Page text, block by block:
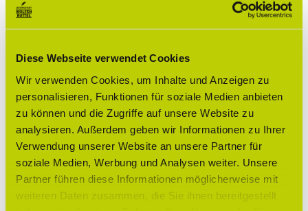
Diese Webseite verwendet Cookies
Wir verwenden Cookies, um Inhalte und Anzeigen zu
personalisieren, Funktionen für soziale Medien anbieten
zu können und die Zugriffe auf unsere Website zu
analysieren. Außerdem geben wir Informationen zu Ihrer
Verwendung unserer Website an unsere Partner für
soziale Medien, Werbung und Analysen weiter. Unsere
Partner führen diese Informationen möglicherweise mit
weiteren Daten zusammen, die Sie ihnen bereitgestellt
durchaus machbar.
Deshalb lasst uns gemeinsam rücksichtsvoll Freude haben!
Schont, was ihr selber genießt: intakte Natur, Tiere, Pflanzen
Bremst nicht mit blockierenden Rädern.
Hinterlasst keinen Abfall und keine Spuren.
Fahrt mit angemessener Geschwindigkeit.
Befahrt bei Feuchtigkeit und Regen keine durchgeweichten
Trails.